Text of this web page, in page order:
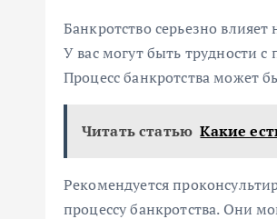
Банкротство серьезно
У вас могут быть трудности
Процесс банкротства может
Читать статью Какие
Рекомендуется
процессу банкротства. Они